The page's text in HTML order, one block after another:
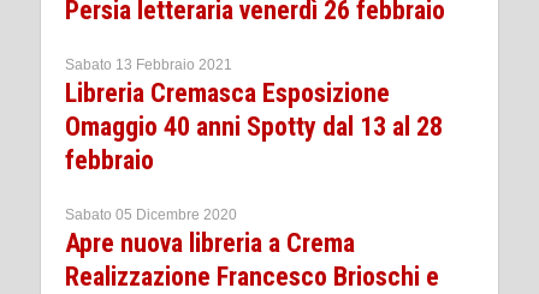
Persia letteraria venerdì 26 febbraio
Sabato 13 Febbraio 2021
Libreria Cremasca Esposizione
Omaggio 40 anni Spotty dal 13 al 28
febbraio
Sabato 05 Dicembre 2020
Apre nuova libreria a Crema
Realizzazione Francesco Brioschi e